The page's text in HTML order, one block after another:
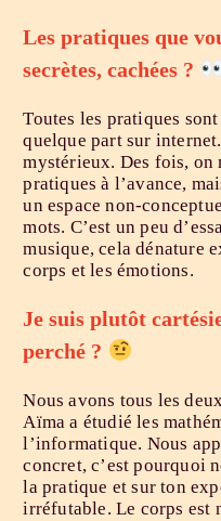
Les pratiques que
secrètes, cachées ?
Toutes les pratiques
quelque part sur
mystérieux. Des fois, on
pratiques à l’avance,
un espace non-
mots. C’est un peu
musique, cela dénature
corps et les émotions.
Je suis plutôt
perché ?
Nous avons tous les
Aïma a étudié les
l’informatique. Nous
concret, c’est pourquoi
la pratique et sur ton
irréfutable. Le corps